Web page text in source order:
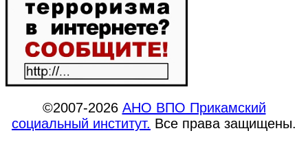
©2007-2026 АНО ВПО Прикамский
социальный институт. Все права защищены.